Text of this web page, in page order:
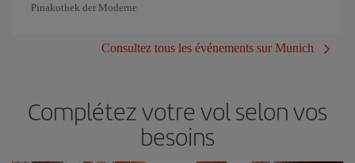
Pinakothek der Moderne
Consultez tous les événements sur Munich
Complétez votre vol selon vos
besoins